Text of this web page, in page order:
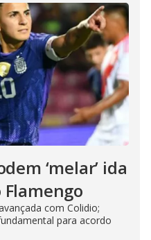
‘melar’ ida
com Colidio;
para acordo